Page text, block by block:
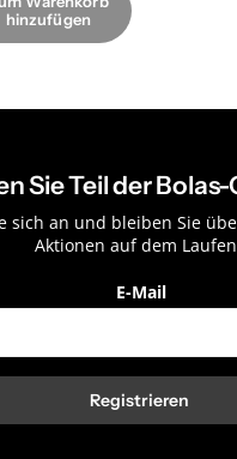
hinzufügen
Sie Teil der
sich an und bleiben Sie
Aktionen auf dem
E-Mail
Registrieren